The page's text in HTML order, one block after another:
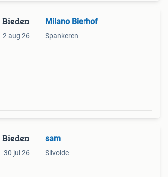
Bieden
2 aug 26
Milano Bierhof
Spankeren
Bieden
30 jul 26
sam
Silvolde